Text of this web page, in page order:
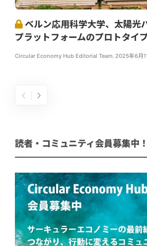
ベルン応用科学大学、太陽光
プラットフォームのプロトタイ
Circular Economy Hub Editorial Team 2025年6月
読者・コミュニティ会員募集中！